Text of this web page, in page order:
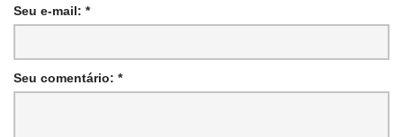
Seu e-mail: *
Seu comentário: *